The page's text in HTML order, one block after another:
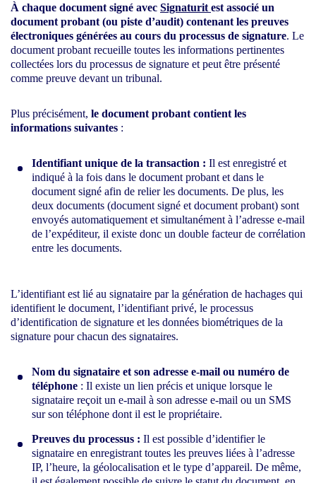
À chaque document signé avec Signaturit est associé un
document probant (ou piste d’audit) contenant les preuves
électroniques générées au cours du processus de signature. Le
document probant recueille toutes les informations pertinentes
collectées lors du processus de signature et peut être présenté
comme preuve devant un tribunal.
Plus précisément, le document probant contient les
informations suivantes :
Identifiant unique de la transaction : Il est enregistré et
indiqué à la fois dans le document probant et dans le
document signé afin de relier les documents. De plus, les
deux documents (document signé et document probant) sont
envoyés automatiquement et simultanément à l’adresse e-mail
de l’expéditeur, il existe donc un double facteur de corrélation
entre les documents.
L’identifiant est lié au signataire par la génération de hachages qui
identifient le document, l’identifiant privé, le processus
d’identification de signature et les données biométriques de la
signature pour chacun des signataires.
Nom du signataire et son adresse e-mail ou numéro de
téléphone : Il existe un lien précis et unique lorsque le
signataire reçoit un e-mail à son adresse e-mail ou un SMS
sur son téléphone dont il est le propriétaire.
Preuves du processus : Il est possible d’identifier le
signataire en enregistrant toutes les preuves liées à l’adresse
IP, l’heure, la géolocalisation et le type d’appareil. De même,